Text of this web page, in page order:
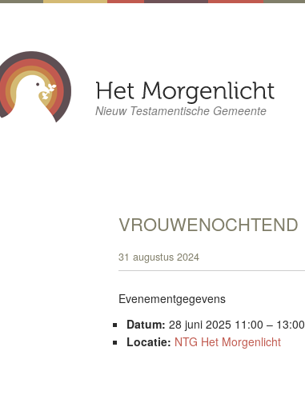
Nieuw Testamentische Gemeente
VROUWENOCHTEND
31 augustus 2024
Evenementgegevens
Datum: 28 juni 2025 11:00 – 13:00
Locatie: NTG Het Morgenlicht